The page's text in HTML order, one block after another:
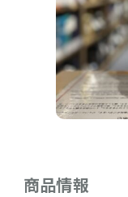
商品情報